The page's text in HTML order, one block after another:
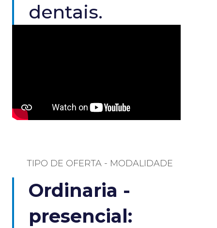
dentais.
TIPO DE OFERTA - MODALIDADE​
Ordinaria -
presencial: